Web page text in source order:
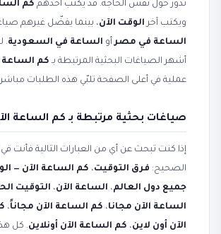
تدور حول نفس الحاجة. قد يكتب أحدهم كم
ويكتب آخر الوقت الآن، بينما يفضّل غيرهم
الساعة في مصرأو الساعة في السعودية.
أشهر الصياغات البحثية المرتبطة بـ كم الساعة
عملية في أعلى الصفحة تلبّي هذه الطلبات
صياغات بحثية مرتبطة بـ كم الساعة
إذا كنت تبحث عن أي من العبارات التالية فأنت في
الصحيح: فرق التوقيت، كم الساعة الآن —
جميع دول العالم، الساعة الآن، التوقيت
الساعة الآن مجانا، كم الساعة الآن مجاناً،
الآن أون لاين، كم الساعة الآن أونلاين. كل